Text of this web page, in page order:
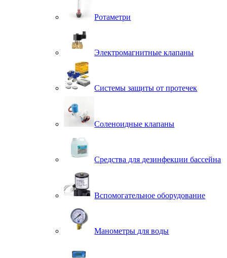
Ротаметри
Электромагнитные клапаны
Системы защиты от протечек
Соленоидные клапаны
Средства для дезинфекции бассейна
Вспомогательное оборудование
Манометры для воды